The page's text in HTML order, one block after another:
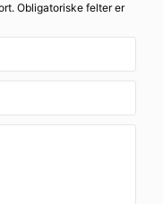
Obligatoriske felter er